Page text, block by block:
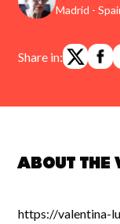
Madrid -
Share in:
About the
https://valentina-